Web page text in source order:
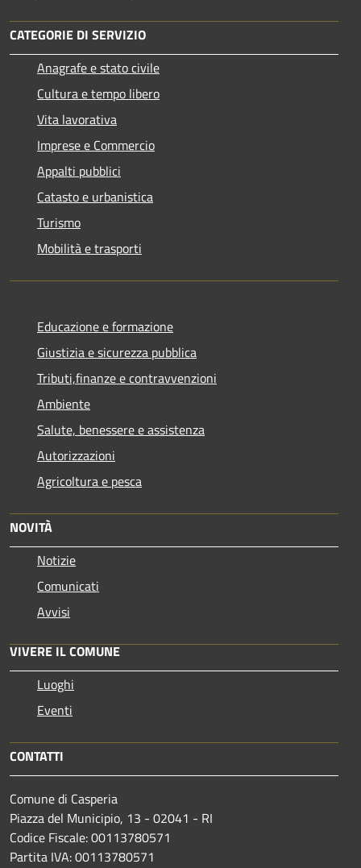
CATEGORIE DI SERVIZIO
Anagrafe e stato civile
Cultura e tempo libero
Vita lavorativa
Imprese e Commercio
Appalti pubblici
Catasto e urbanistica
Turismo
Mobilità e trasporti
Educazione e formazione
Giustizia e sicurezza pubblica
Tributi,finanze e contravvenzioni
Ambiente
Salute, benessere e assistenza
Autorizzazioni
Agricoltura e pesca
NOVITÀ
Notizie
Comunicati
Avvisi
VIVERE IL COMUNE
Luoghi
Eventi
CONTATTI
Comune di Casperia
Piazza del Municipio, 13 - 02041 - RI
Codice Fiscale: 00113780571
Partita IVA: 00113780571